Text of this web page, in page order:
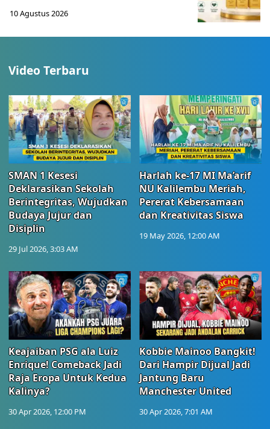
10 Agustus 2026
Video Terbaru
SMAN 1 Kesesi
Deklarasikan Sekolah
Berintegritas, Wujudkan
Budaya Jujur dan
Disiplin
29 Jul 2026, 3:03 AM
Harlah ke-17 MI Ma’arif
NU Kalilembu Meriah,
Pererat Kebersamaan
dan Kreativitas Siswa
19 May 2026, 12:00 AM
Keajaiban PSG ala Luiz
Enrique! Comeback Jadi
Raja Eropa Untuk Kedua
Kalinya?
30 Apr 2026, 12:00 PM
Kobbie Mainoo Bangkit!
Dari Hampir Dijual Jadi
Jantung Baru
Manchester United
30 Apr 2026, 7:01 AM